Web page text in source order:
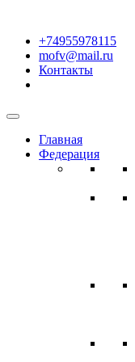
+74955978115
mofv@mail.ru
Контакты
Главная
Федерация